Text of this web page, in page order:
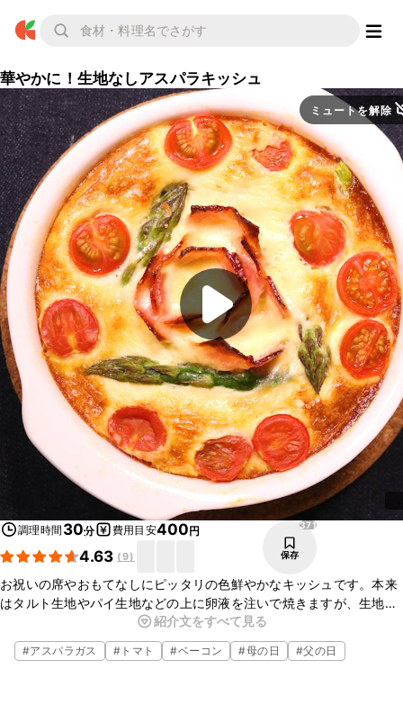
華やかに！生地なしアスパラキッシュ
ミュートを解除
調理時間 30分 費用目安400円
4.63 (9)
371
保存
お祝いの席やおもてなしにピッタリの色鮮やかなキッシュです。本来
はタルト生地やパイ生地などの上に卵液を注いで焼きますが、生地な
しでグラタン皿で簡単に作りました。特別な日のメニューに是非加え
てみてくださいね。
紹介文をすべて見る
#アスパラガス # トマト #ベーコン #母の日 #父の日